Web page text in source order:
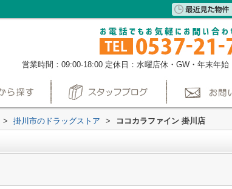
営業時間：09:00-18:00 定休日：水曜店休・GW・年末年始
> 掛川市のドラッグストア > ココカラファイン 掛川店